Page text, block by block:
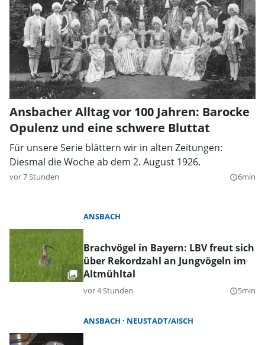
Ansbacher Alltag vor 100 Jahren: Barocke
Opulenz und eine schwere Bluttat
Für unsere Serie blättern wir in alten Zeitungen:
Diesmal die Woche ab dem 2. August 1926.
vor 7 Stunden query_builder6min
ANSBACH
Brachvögel in Bayern: LBV freut sich
über Rekordzahl an Jungvögeln im
Altmühltal
vor 4 Stunden query_builder5min
ANSBACH NEUSTADT/AISCH